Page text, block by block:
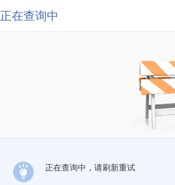
正在查询中
正在查询中，请刷新重试